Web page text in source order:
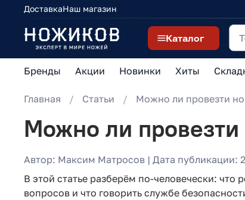
ДоставкаНаш магазин
Каталог
Бренды Акции Новинки Хиты
Главная Статьи Можно ли провезти
Можно ли
Автор: Максим Матросов | Дата публикации:
В этой статье разберём по-человечески:
вопросов и что говорить службе